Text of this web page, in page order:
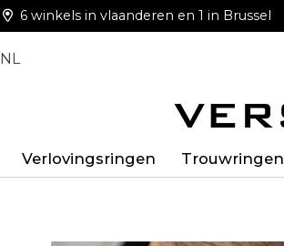
6 winkels in vlaanderen en 1 in Brussel
NL
Verlovingsringen Trouwringen